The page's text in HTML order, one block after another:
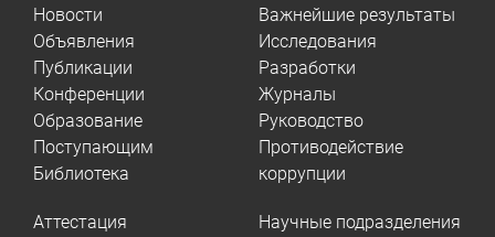
Новости
Объявления
Публикации
Конференции
Образование
Поступающим
Библиотека
Важнейшие результаты
Исследования
Разработки
Журналы
Руководство
Противодействие
коррупции
Аттестация
Научные подразделения